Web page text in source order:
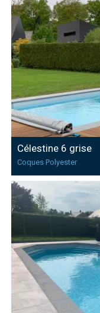
Célestine 6 grise
Coques Polyester